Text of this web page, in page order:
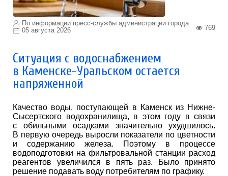
По информации пресс-службы администрации города
05 августа 2026
769
Ситуация с водоснабжением
в Каменске-Уральском остается
напряженной
Качество воды, поступающей в Каменск из Нижне-
Сысертского водохранилища, в этом году в связи
с обильными осадками значительно ухудшилось.
В первую очередь выросли показатели по цветности
и содержанию железа. Поэтому в процессе
водоподготовки на фильтровальной станции расход
реагентов увеличился в пять раз. Было принято
решение подавать воду потребителям по графику.